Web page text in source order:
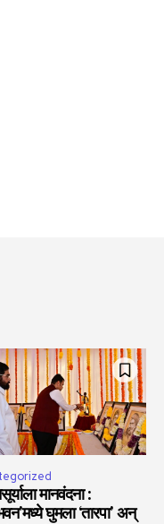
मानवंदना :
घुमला ‘तारपा’ अन्